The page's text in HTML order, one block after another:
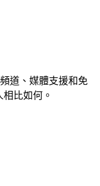
道、媒體支援和免
比如何。